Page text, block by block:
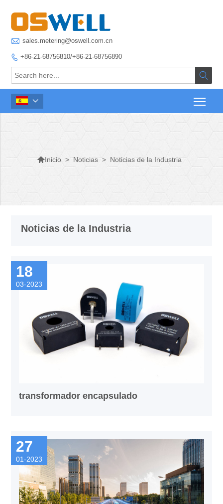
 sales.metering@oswell.com.cn
 +86-21-68756810/+86-21-68756890


Inicio > Noticias > Noticias de la Industria
Noticias de la Industria
18
03-2023
transformador encapsulado
27
01-2023